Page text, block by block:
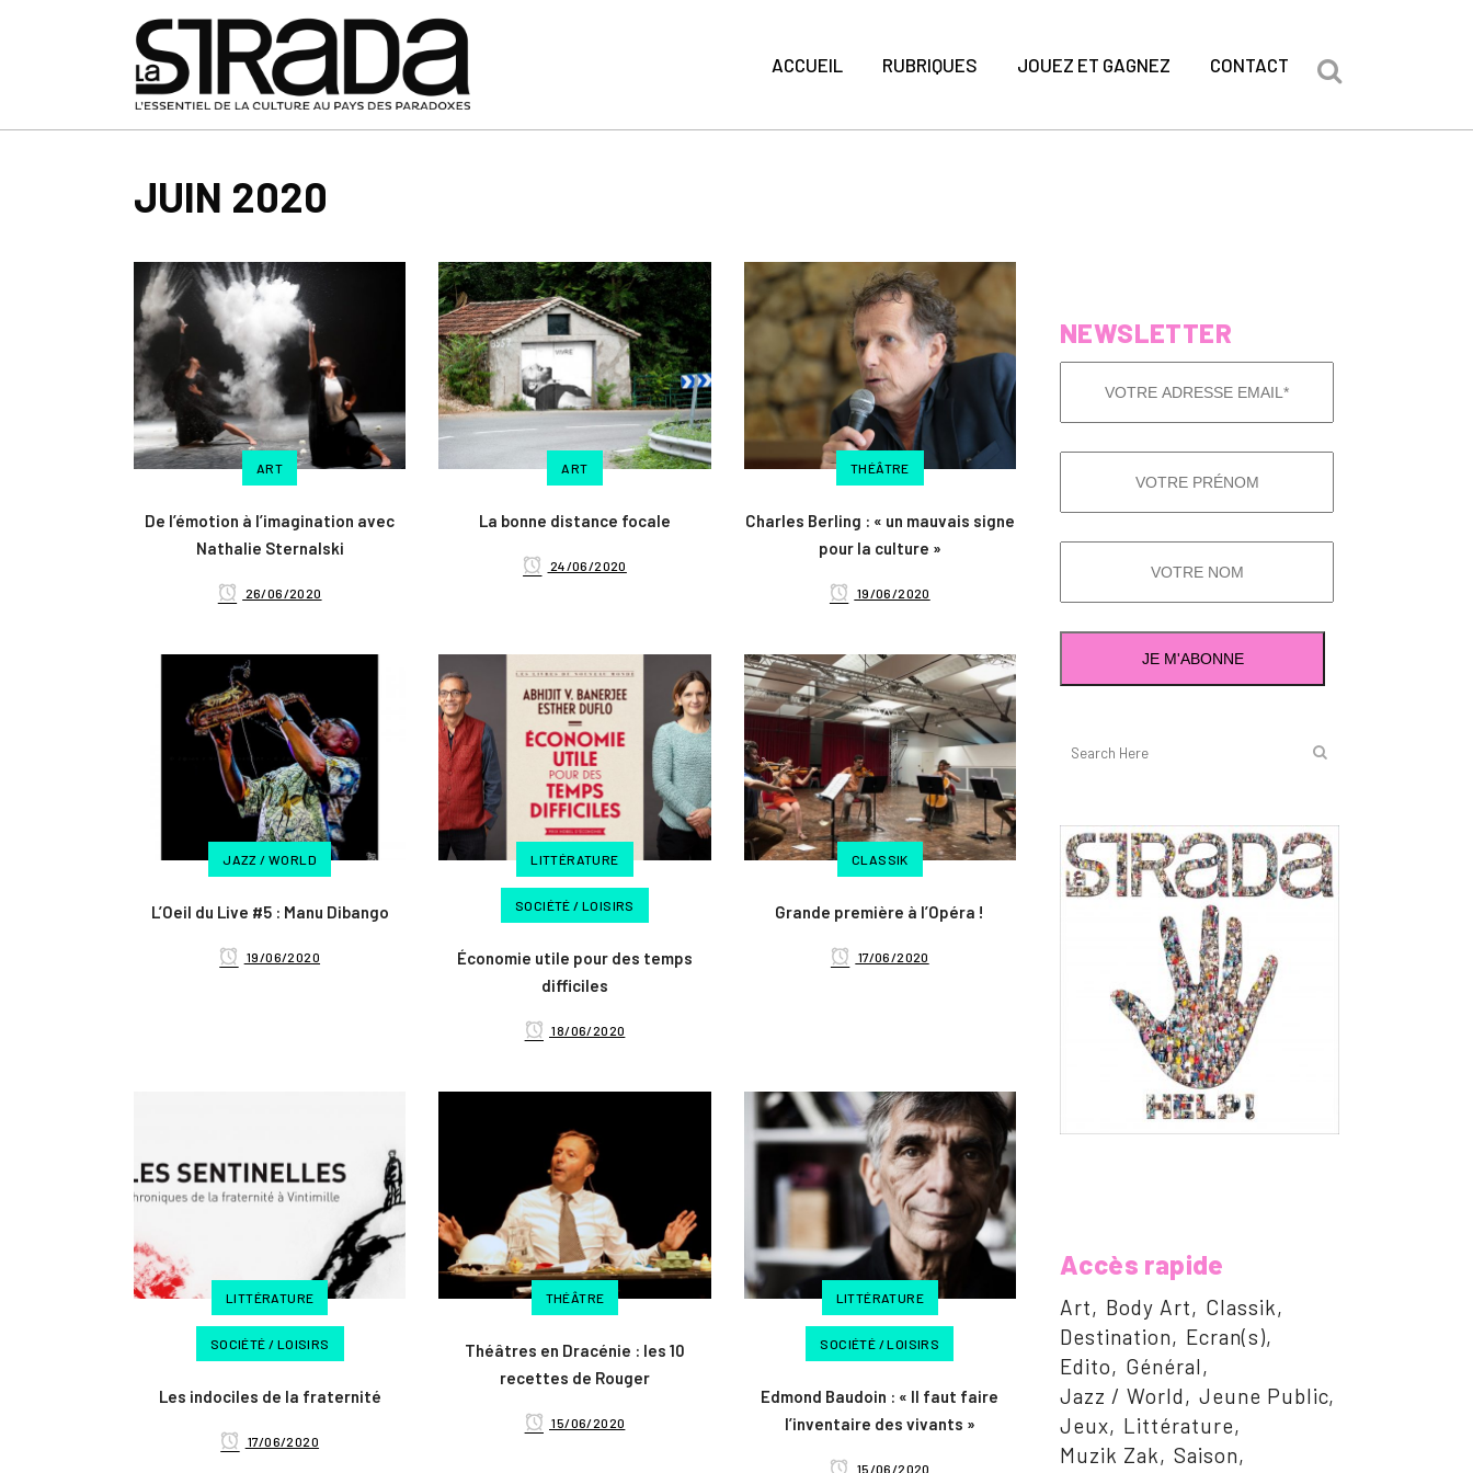
ACCUEIL RUBRIQUES JOUEZ ET GAGNEZ CONTACT
JUIN 2020
ART
De l’émotion à l’imagination avec
Nathalie Sternalski
26/06/2020
ART
La bonne distance focale
24/06/2020
THÉÂTRE
Charles Berling : « un mauvais signe
pour la culture »
19/06/2020
JAZZ / WORLD
L’Oeil du Live #5 : Manu Dibango
19/06/2020
LITTÉRATURE
SOCIÉTÉ / LOISIRS
Économie utile pour des temps
difficiles
18/06/2020
CLASSIK
Grande première à l’Opéra !
17/06/2020
LITTÉRATURE
SOCIÉTÉ / LOISIRS
Les indociles de la fraternité
17/06/2020
THÉÂTRE
Théâtres en Dracénie : les 10
recettes de Rouger
15/06/2020
LITTÉRATURE
SOCIÉTÉ / LOISIRS
Edmond Baudoin : « Il faut faire
l’inventaire des vivants »
15/06/2020
NEWSLETTER
Accès rapide
Art Body Art
Classik
Destination
Ecran(s)
Edito
Général
Jazz / World
Jeune Public
Jeux
Littérature
Muzik Zak
Saison